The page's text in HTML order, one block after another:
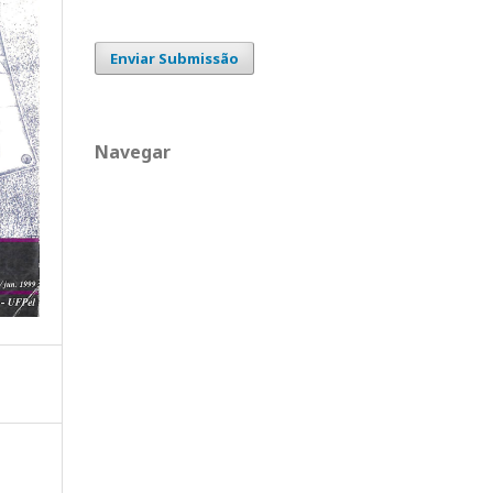
Enviar Submissão
Navegar